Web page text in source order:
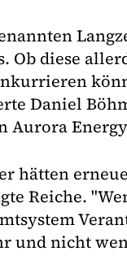
Ob diese
Daniel
Aurora
hätten
Reiche.
und nicht